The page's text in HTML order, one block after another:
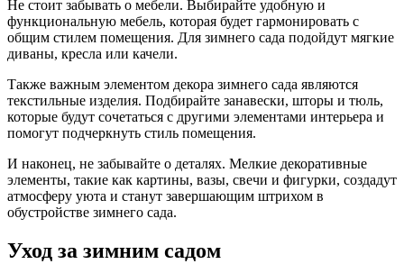
Не стоит забывать о мебели. Выбирайте удобную и
функциональную мебель, которая будет гармонировать с
общим стилем помещения. Для зимнего сада подойдут мягкие
диваны, кресла или качели.
Также важным элементом декора зимнего сада являются
текстильные изделия. Подбирайте занавески, шторы и тюль,
которые будут сочетаться с другими элементами интерьера и
помогут подчеркнуть стиль помещения.
И наконец, не забывайте о деталях. Мелкие декоративные
элементы, такие как картины, вазы, свечи и фигурки, создадут
атмосферу уюта и станут завершающим штрихом в
обустройстве зимнего сада.
Уход за зимним садом